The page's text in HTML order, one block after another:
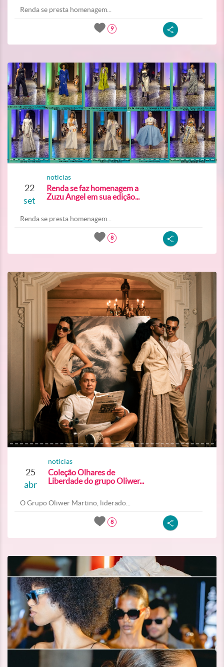
Renda se presta homenagem...
9
22
set
noticias
Renda se faz homenagem a
Zuzu Angel em sua edição...
Renda se presta homenagem...
8
25
abr
noticias
Coleção Olhares de
Liberdade do grupo Oliwer...
O Grupo Oliwer Martino, liderado...
8